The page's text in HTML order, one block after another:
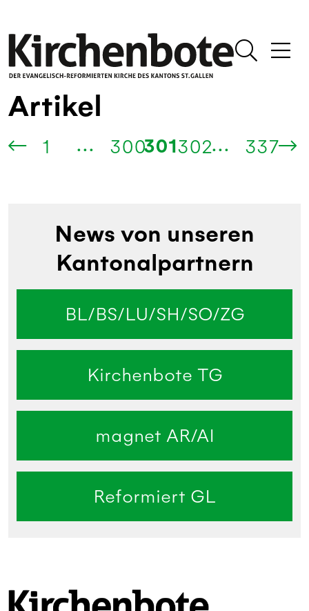
Artikel
1 ... 300301302... 337
News von unseren
Kantonalpartnern
BL/BS/LU/SH/SO/ZG
Kirchenbote TG
magnet AR/AI
Reformiert GL